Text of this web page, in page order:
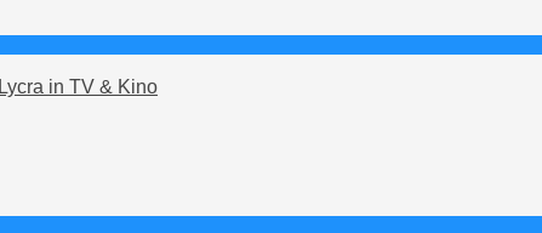
Lycra in TV & Kino